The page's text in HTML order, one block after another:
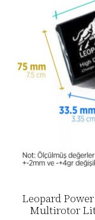
Leopard
Multirotor